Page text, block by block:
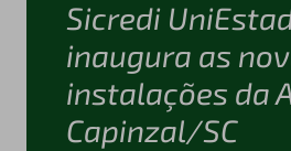
Sicredi
inaugura as
instalações da
Capinzal/SC